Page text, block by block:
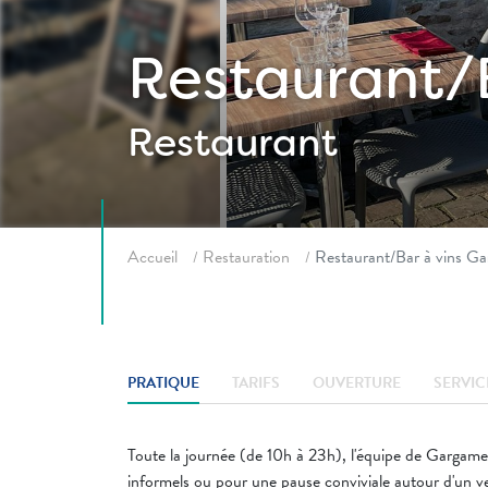
Restaurant/
Restaurant
Accueil Restauration Restaurant/Bar à vins
PRATIQUE TARIFS OUVERTURE
Toute la journée (de 10h à 23h), l'équipe de
informels ou pour une pause conviviale autour d'un